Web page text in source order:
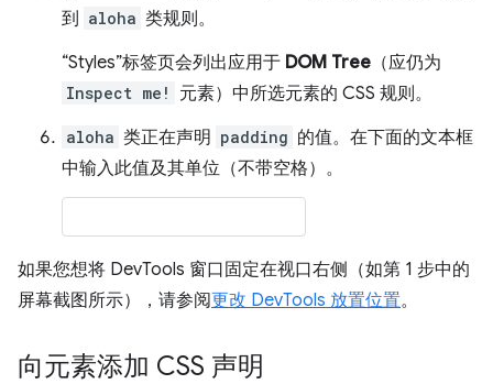
到 aloha 类规则。
“Styles”标签页会列出应用于 DOM Tree （应仍为
Inspect me! 元素）中所选元素的 CSS 规则。
aloha 类正在声明 padding 的值。在下面的文本框
中输入此值及其单位（不带空格）。
如果您想将 DevTools 窗口固定在视口右侧（如第 1 步中的
屏幕截图所示），请参阅更改 DevTools 放置位置。
向元素添加 CSS 声明